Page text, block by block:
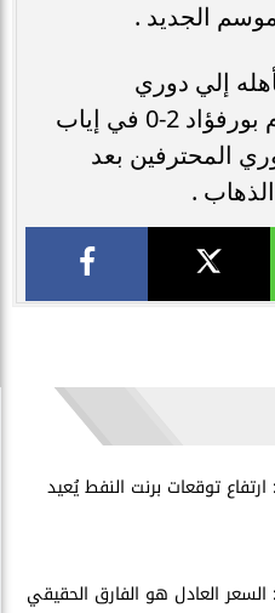
الجديد .
إلي دوري
المحترفين بعد الفوز أمام بورفؤاد 2-0 في إياب
المحترفين بعد
.
توقعات برنت النفط يُعيد
العادل هو الفارق الحقيقي